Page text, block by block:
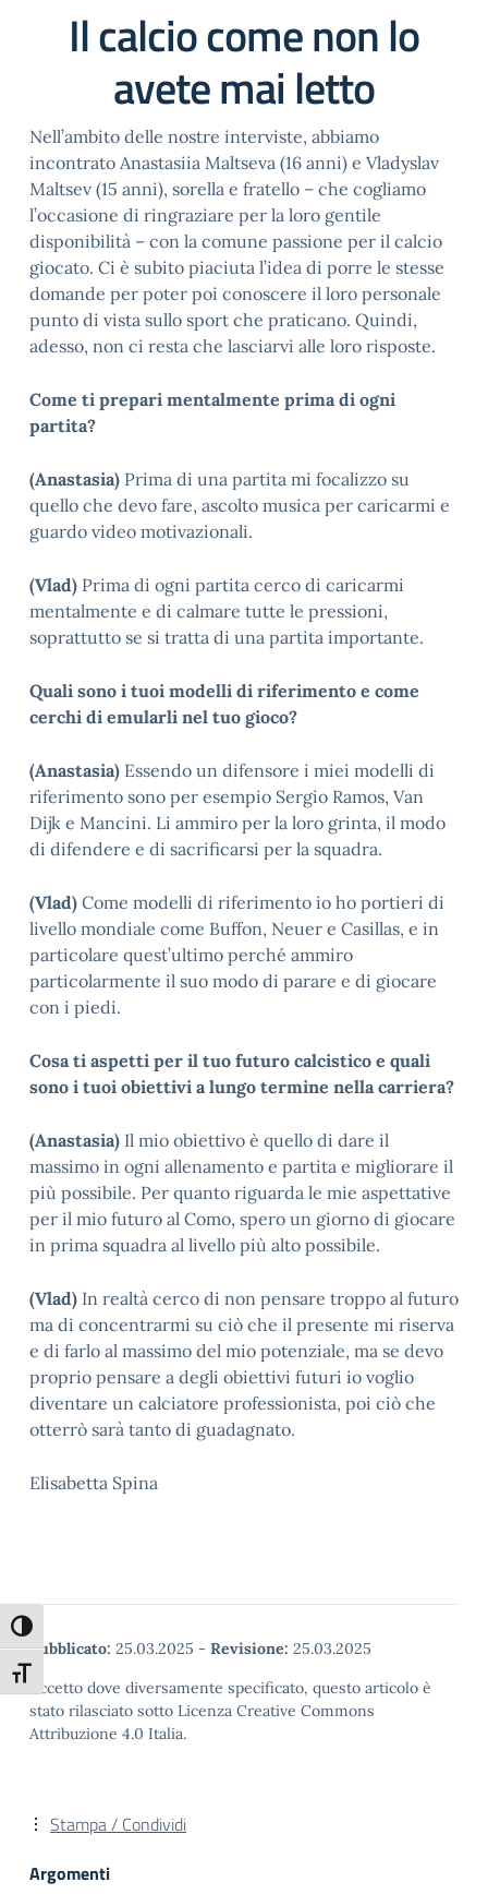
Attiva/disattiva alto contrasto
Attiva/disattiva dimensione testo
Il calcio come non lo
avete mai letto
Nell’ambito delle nostre interviste, abbiamo
incontrato Anastasiia Maltseva (16 anni) e Vladyslav
Maltsev (15 anni), sorella e fratello – che cogliamo
l’occasione di ringraziare per la loro gentile
disponibilità – con la comune passione per il calcio
giocato. Ci è subito piaciuta l’idea di porre le stesse
domande per poter poi conoscere il loro personale
punto di vista sullo sport che praticano. Quindi,
adesso, non ci resta che lasciarvi alle loro risposte.
Come ti prepari mentalmente prima di ogni
partita?
(Anastasia) Prima di una partita mi focalizzo su
quello che devo fare, ascolto musica per caricarmi e
guardo video motivazionali.
(Vlad) Prima di ogni partita cerco di caricarmi
mentalmente e di calmare tutte le pressioni,
soprattutto se si tratta di una partita importante.
Quali sono i tuoi modelli di riferimento e come
cerchi di emularli nel tuo gioco?
(Anastasia) Essendo un difensore i miei modelli di
riferimento sono per esempio Sergio Ramos, Van
Dijk e Mancini. Li ammiro per la loro grinta, il modo
di difendere e di sacrificarsi per la squadra.
(Vlad) Come modelli di riferimento io ho portieri di
livello mondiale come Buffon, Neuer e Casillas, e in
particolare quest’ultimo perché ammiro
particolarmente il suo modo di parare e di giocare
con i piedi.
Cosa ti aspetti per il tuo futuro calcistico e quali
sono i tuoi obiettivi a lungo termine nella carriera?
(Anastasia) Il mio obiettivo è quello di dare il
massimo in ogni allenamento e partita e migliorare il
più possibile. Per quanto riguarda le mie aspettative
per il mio futuro al Como, spero un giorno di giocare
in prima squadra al livello più alto possibile.
(Vlad) In realtà cerco di non pensare troppo al futuro
ma di concentrarmi su ciò che il presente mi riserva
e di farlo al massimo del mio potenziale, ma se devo
proprio pensare a degli obiettivi futuri io voglio
diventare un calciatore professionista, poi ciò che
otterrò sarà tanto di guadagnato.
Elisabetta Spina
Pubblicato: 25.03.2025 - Revisione: 25.03.2025
Eccetto dove diversamente specificato, questo articolo è
stato rilasciato sotto Licenza Creative Commons
Attribuzione 4.0 Italia.
Stampa / Condividi
Argomenti